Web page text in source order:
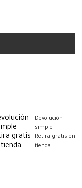
Devolución
simple
Retira gratis en
tienda